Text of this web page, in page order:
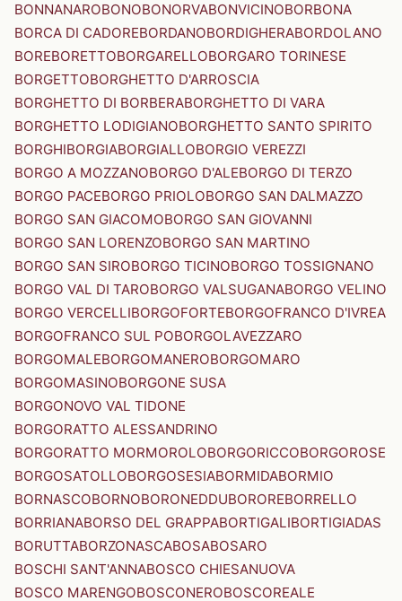
BONNANAROBONOBONORVABONVICINOBORBONA
BORCA DI CADOREBORDANOBORDIGHERABORDOLANO
BOREBORETTOBORGARELLOBORGARO TORINESE
BORGETTOBORGHETTO D'ARROSCIA
BORGHETTO DI BORBERABORGHETTO DI VARA
BORGHETTO LODIGIANOBORGHETTO SANTO SPIRITO
BORGHIBORGIABORGIALLOBORGIO VEREZZI
BORGO A MOZZANOBORGO D'ALEBORGO DI TERZO
BORGO PACEBORGO PRIOLOBORGO SAN DALMAZZO
BORGO SAN GIACOMOBORGO SAN GIOVANNI
BORGO SAN LORENZOBORGO SAN MARTINO
BORGO SAN SIROBORGO TICINOBORGO TOSSIGNANO
BORGO VAL DI TAROBORGO VALSUGANABORGO VELINO
BORGO VERCELLIBORGOFORTEBORGOFRANCO D'IVREA
BORGOFRANCO SUL POBORGOLAVEZZARO
BORGOMALEBORGOMANEROBORGOMARO
BORGOMASINOBORGONE SUSA
BORGONOVO VAL TIDONE
BORGORATTO ALESSANDRINO
BORGORATTO MORMOROLOBORGORICCOBORGOROSE
BORGOSATOLLOBORGOSESIABORMIDABORMIO
BORNASCOBORNOBORONEDDUBOROREBORRELLO
BORRIANABORSO DEL GRAPPABORTIGALIBORTIGIADAS
BORUTTABORZONASCABOSABOSARO
BOSCHI SANT'ANNABOSCO CHIESANUOVA
BOSCO MARENGOBOSCONEROBOSCOREALE